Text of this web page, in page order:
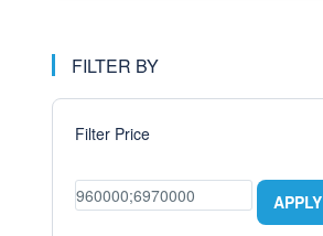
FILTER BY
Filter Price
APPLY